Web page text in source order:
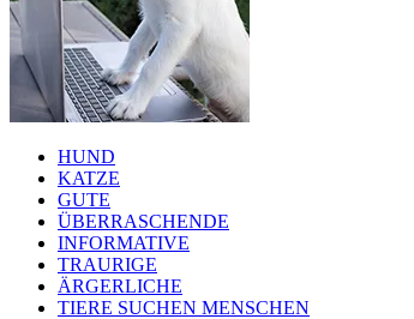
HUND
KATZE
GUTE
ÜBERRASCHENDE
INFORMATIVE
TRAURIGE
ÄRGERLICHE
TIERE SUCHEN MENSCHEN